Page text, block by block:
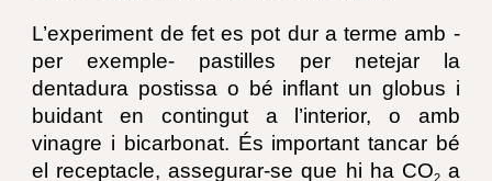
L’experiment de fet es pot dur a terme amb -
per exemple- pastilles per netejar la
dentadura postissa o bé inflant un globus i
buidant en contingut a l’interior, o amb
vinagre i bicarbonat. És important tancar bé
el receptacle, assegurar-se que hi ha CO a